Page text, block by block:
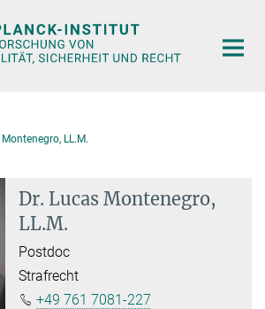
LL.M.
Dr. Lucas Montenegro,
LL.M.
Postdoc
Strafrecht
+49 761 7081-227